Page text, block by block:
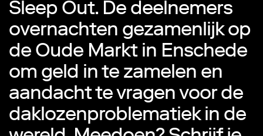
Sleep Out. De deelnemers
overnachten gezamenlijk op
de Oude Markt in Enschede
om geld in te zamelen en
aandacht te vragen voor de
daklozenproblematiek in de